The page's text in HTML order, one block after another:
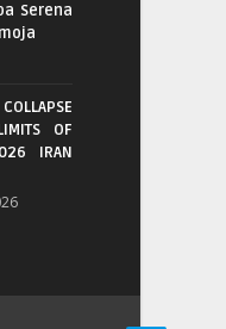
Serena
OF
IRAN